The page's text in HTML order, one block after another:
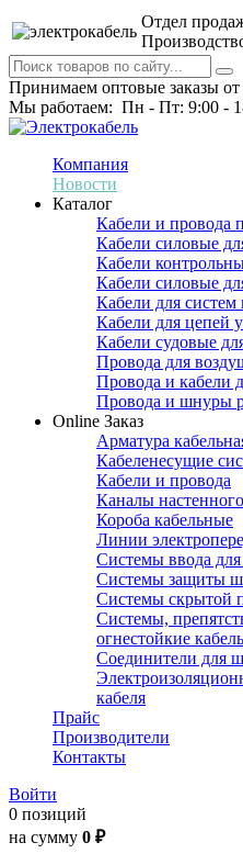
Отдел
Принимаем оптовые заказы от
Мы работаем: Пн - Пт: 9:00 -
Компания
Новости
Каталог
Кабели и провода
Кабели силовые
Кабели
Кабели силовые
Кабели для
Кабели для цепей
Кабели судовые
Провода для
Провода и кабели
Провода и шнуры
Online Заказ
Арматура
Кабеленесущие
Кабели и провода
Каналы
Короба кабельные
Линии
Системы ввода
Системы защиты
Системы скрытой
Системы,
огнестойкие
Соединители для
кабеля
Прайс
Производители
Контакты
Войти
0 позиций
на сумму 0 ₽